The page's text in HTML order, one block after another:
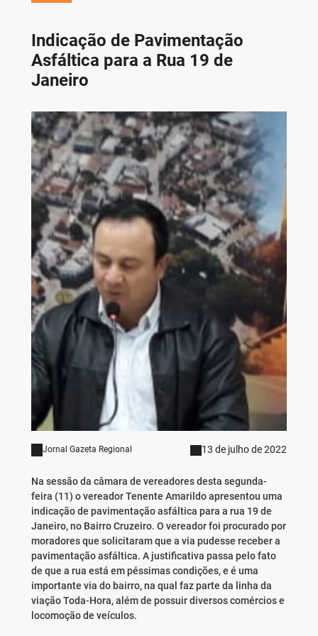
Indicação de Pavimentação
Asfáltica para a Rua 19 de
Janeiro
Jornal Gazeta Regional 13 de julho de 2022
Na sessão da câmara de vereadores desta segunda-
feira (11) o vereador Tenente Amarildo apresentou uma
indicação de pavimentação asfáltica para a rua 19 de
Janeiro, no Bairro Cruzeiro. O vereador foi procurado por
moradores que solicitaram que a via pudesse receber a
pavimentação asfáltica. A justificativa passa pelo fato
de que a rua está em péssimas condições, e é uma
importante via do bairro, na qual faz parte da linha da
viação Toda-Hora, além de possuir diversos comércios e
locomoção de veículos.